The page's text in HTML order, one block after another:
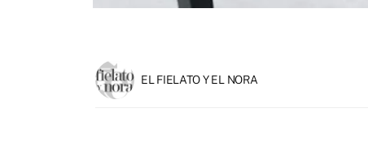
EL FIELATO Y EL NORA